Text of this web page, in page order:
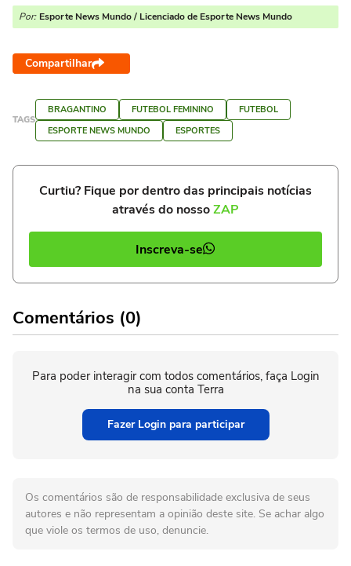
Por: Esporte News Mundo / Licenciado de Esporte News Mundo
Compartilhar
TAGS
BRAGANTINO FUTEBOL FEMININO
FUTEBOL
ESPORTE NEWS MUNDO
ESPORTES
Curtiu? Fique por dentro das principais notícias
através do nossoZAP
Inscreva-se
Comentários (0)
Para poder interagir com todos comentários, faça Login
na sua conta Terra
Fazer Login para participar
Os comentários são de responsabilidade exclusiva de seus
autores e não representam a opinião deste site. Se achar algo
que viole os termos de uso, denuncie.